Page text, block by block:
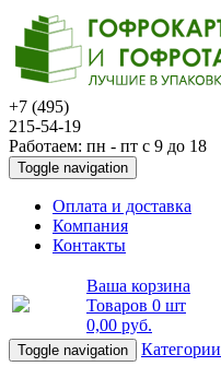
+7 (495)
215-54-19
Работаем: пн - пт с 9 до 18
Toggle navigation
Оплата и доставка
Компания
Контакты
Ваша корзина
Товаров 0 шт
0,00 руб.
Toggle navigation Категории